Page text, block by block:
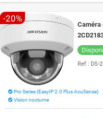
-20%
Caméra
vision
Ref : DS-
Pro Series (EasyIP 2.0 Plus AcuSense)
Vision nocturne